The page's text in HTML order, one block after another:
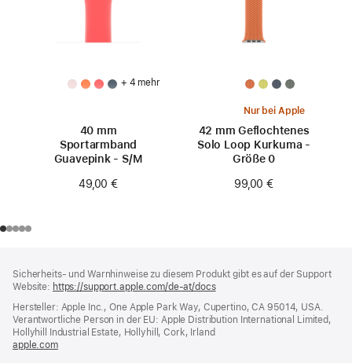
+ 4 mehr
40 mm
Sportarmband
Guavepink - S/M
49,00 €
Nur bei Apple
42 mm Geflochtenes
Solo Loop Kurkuma -
Größe 0
99,00 €
Sicherheits- und Warnhinweise zu diesem Produkt gibt es auf der Support
Website: https://support.apple.com/de-at/docs(öffnet
neues
Fenster)
Hersteller: Apple Inc., One Apple Park Way, Cupertino, CA 95014, USA.
Verantwortliche Person in der EU: Apple Distribution International Limited,
Hollyhill Industrial Estate, Hollyhill, Cork, Irland
apple.com(öffnet